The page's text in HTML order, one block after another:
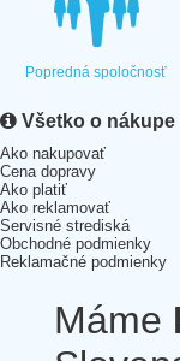
Popredná spoločnosť
Všetko o nákupe
Ako nakupovať
Cena dopravy
Ako platiť
Ako reklamovať
Servisné strediská
Obchodné podmienky
Reklamačné podmienky
Máme